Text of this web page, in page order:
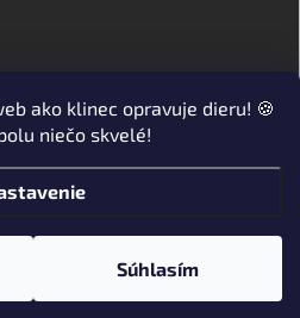
ako klinec opravuje dieru! 🍪
niečo skvelé!
Súhlasím
Vytvoril Shoptet
práva vyhradené.Upraviť nastavenie